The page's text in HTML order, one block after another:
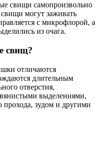
свищи самопроизвольно
могут заживать
с микрофлорой, а
из очага.
свищ?
отличаются
длительным
отверстия,
выделениями,
прохода, зудом и другими